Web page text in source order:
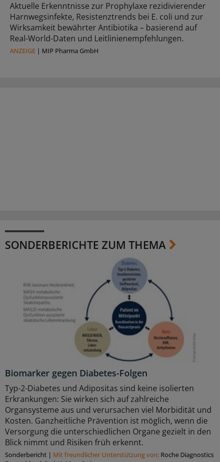
Aktuelle Erkenntnisse zur Prophylaxe rezidivierender
Harnwegsinfekte, Resistenztrends bei E. coli und zur
Wirksamkeit bewährter Antibiotika – basierend auf
Real-World-Daten und Leitlinienempfehlungen.
ANZEIGE | MIP Pharma GmbH
SONDERBERICHTE ZUM THEMA
Biomarker gegen Diabetes-Folgen
Typ-2-Diabetes und Adipositas sind keine isolierten
Erkrankungen: Sie wirken sich auf zahlreiche
Organsysteme aus und verursachen viel Morbidität und
Kosten. Ganzheitliche Prävention ist möglich, wenn die
Versorgung die unterschiedlichen Organe gezielt in den
Blick nimmt und Risiken früh erkennt.
Sonderbericht | Mit freundlicher Unterstützung von: Roche Diagnostics